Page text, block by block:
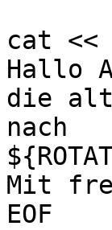
cat <<
Hallo
die
nach
Mit
EOF